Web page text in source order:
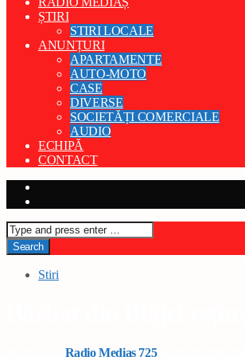
ȘTIRI
STIRI LOCALE
ANUNȚURI
APARTAMENTE
AUTO-MOTO
CASE
DIVERSE
SOCIETĂȚI COMERCIALE
AUDIO
ECHIPĂ
CONTACT
Stiri
Radio Medias 725on 15 martie 2026